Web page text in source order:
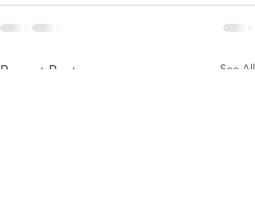
Recent Posts See All